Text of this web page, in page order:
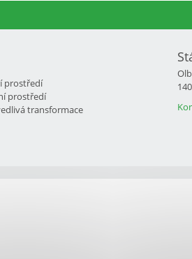
prostředí
prostředí
transformace